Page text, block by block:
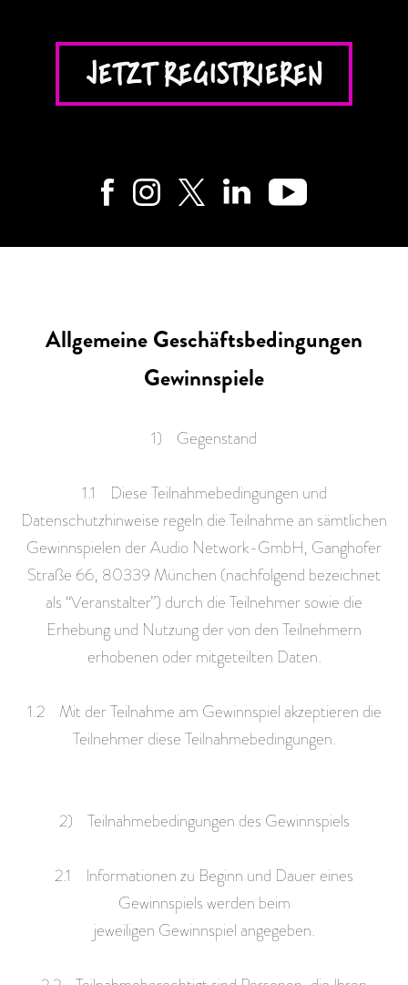
JETZT REGISTRIEREN
Allgemeine Geschäftsbedingungen
Gewinnspiele
1) Gegenstand
1.1 Diese Teilnahmebedingungen und
Datenschutzhinweise regeln die Teilnahme an sämtlichen
Gewinnspielen der Audio Network-GmbH, Ganghofer
Straße 66, 80339 München (nachfolgend bezeichnet
als “Veranstalter”) durch die Teilnehmer sowie die
Erhebung und Nutzung der von den Teilnehmern
erhobenen oder mitgeteilten Daten.
1.2 Mit der Teilnahme am Gewinnspiel akzeptieren die
Teilnehmer diese Teilnahmebedingungen.
2) Teilnahmebedingungen des Gewinnspiels
2.1 Informationen zu Beginn und Dauer eines
Gewinnspiels werden beim
jeweiligen Gewinnspiel angegeben.